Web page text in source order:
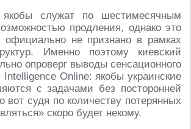
служат по шестимесячным
продления, однако это
официально не признано в рамках
Именно поэтому киевский
опроверг выводы сенсационного
Intelligence Online: якобы украинские
с задачами без посторонней
вот судя по количеству потерянных
скоро будет некому.